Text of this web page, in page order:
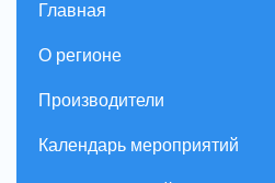
Главная
О регионе
Производители
Календарь мероприятий